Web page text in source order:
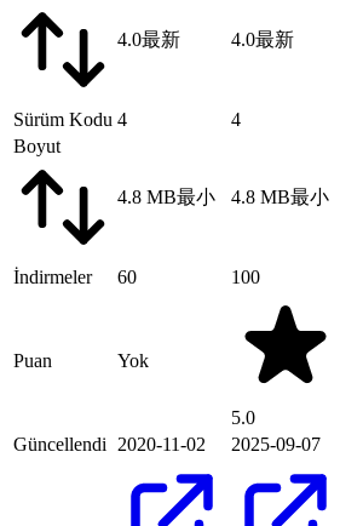
4.0最新 4.0最新
Sürüm Kodu 4
4
Boyut
4.8 MB最小 4.8 MB最小
İndirmeler 60 100
Puan Yok
5.0
Güncellendi
2020-11-02 2025-09-07